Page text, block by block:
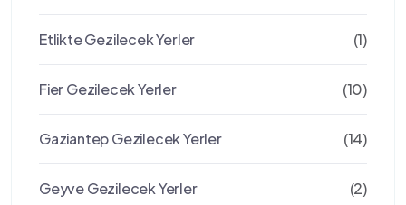
Etlikte Gezilecek Yerler (1)
Fier Gezilecek Yerler (10)
Gaziantep Gezilecek Yerler (14)
Geyve Gezilecek Yerler (2)